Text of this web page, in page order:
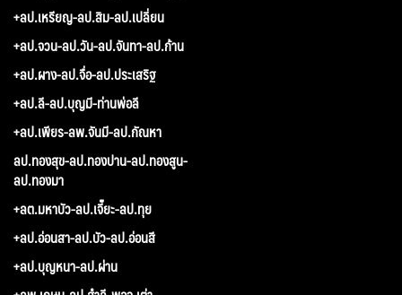
+ลป.เหรียญ-ลป.สิม-ลป.เปลี่ยน
+ลป.จวน-ลป.วัน-ลป.จันทา-ลป.ก้าน
+ลป.ผาง-ลป.จื่อ-ลป.ประเสริฐ
+ลป.ลี-ลป.บุญมี-ท่านพ่อลี
+ลป.เพียร-ลพ.จันมี-ลป.กัณหา
ลป.ทองสุข-ลป.ทองปาน-ลป.ทองสูน-
ลป.ทองมา
+ลต.มหาบัว-ลป.เจี๊ยะ-ลป.ทุย
+ลป.อ่อนสา-ลป.บัว-ลป.อ่อนสี
+ลป.บุญหนา-ลป.ผ่าน